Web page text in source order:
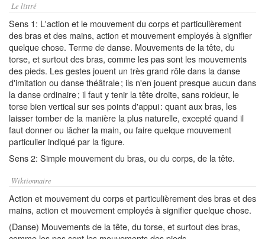
Le littré
Sens 1: L'action et le mouvement du corps et particulièrement
des bras et des mains, action et mouvement employés à signifier
quelque chose. Terme de danse. Mouvements de la tête, du
torse, et surtout des bras, comme les pas sont les mouvements
des pieds. Les gestes jouent un très grand rôle dans la danse
d'imitation ou danse théâtrale ; ils n'en jouent presque aucun dans
la danse ordinaire ; il faut y tenir la tête droite, sans roideur, le
torse bien vertical sur ses points d'appui : quant aux bras, les
laisser tomber de la manière la plus naturelle, excepté quand il
faut donner ou lâcher la main, ou faire quelque mouvement
particulier indiqué par la figure.
Sens 2: Simple mouvement du bras, ou du corps, de la tête.
Wiktionnaire
Action et mouvement du corps et particulièrement des bras et des
mains, action et mouvement employés à signifier quelque chose.
(Danse) Mouvements de la tête, du torse, et surtout des bras,